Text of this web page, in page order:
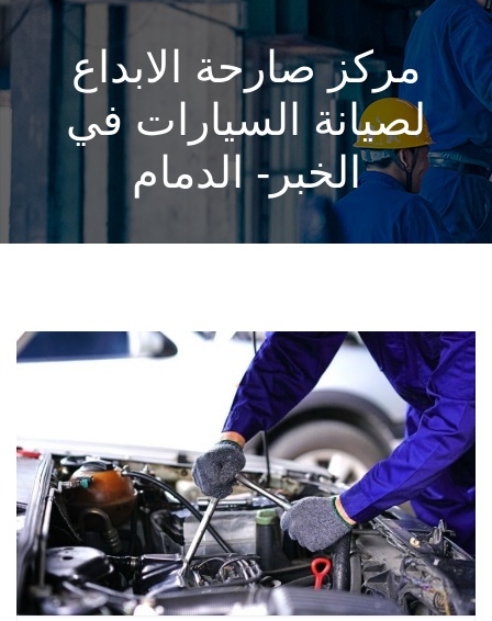
مركز صارحة الابداع
لصيانة السيارات في
الخبر- الدمام